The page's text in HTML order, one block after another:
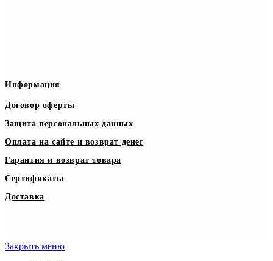
Информация
Договор оферты
Защита персональных данных
Оплата на сайте и возврат денег
Гарантия и возврат товара
Сертификаты
Доставка
Закрыть меню